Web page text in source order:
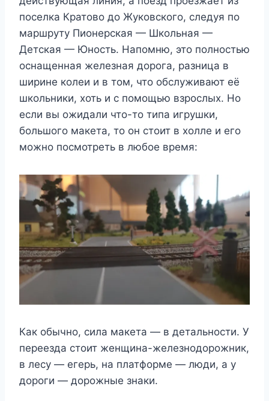
поселка Кратово до Жуковского, следуя по
маршруту Пионерская — Школьная —
Детская — Юность. Напомню, это полностью
оснащенная железная дорога, разница в
ширине колеи и в том, что обслуживают её
школьники, хоть и с помощью взрослых. Но
если вы ожидали что-то типа игрушки,
большого макета, то он стоит в холле и его
можно посмотреть в любое время:
Как обычно, сила макета — в детальности. У
переезда стоит женщина-железнодорожник,
в лесу — егерь, на платформе — люди, а у
дороги — дорожные знаки.